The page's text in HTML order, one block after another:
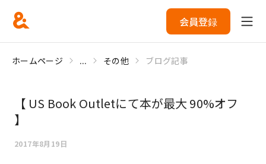
会員登録
ホームページ ... その他 ブログ記事
【 US Book Outletにて本が最大 90%オフ
】
2017年8月19日